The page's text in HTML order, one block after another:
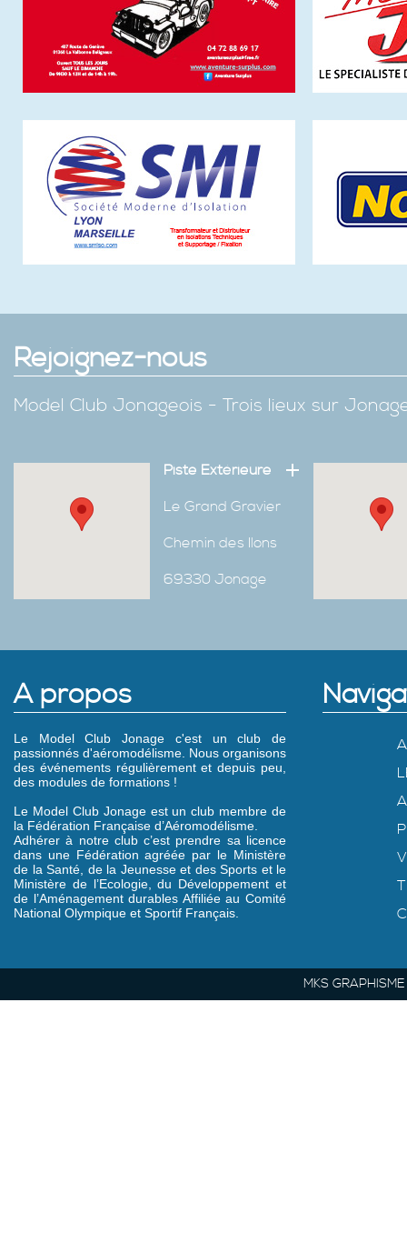
Rejoignez-nous
Model Club Jonageois - Trois lieux sur
Piste Extérieure
Le Grand Gravier
Chemin des Ilons
69330 Jonage
A propos
Le Model Club Jonage c'est un club de
passionnés d'aéromodélisme. Nous organisons
des événements régulièrement et depuis peu,
des modules de formations !
Le Model Club Jonage est un club membre de
la Fédération Française d’Aéromodélisme.
Adhérer à notre club c’est prendre sa licence
dans une Fédération agréée par le Ministère
de la Santé, de la Jeunesse et des Sports et le
Ministère de l’Ecologie, du Développement et
de l’Aménagement durables Affiliée au Comité
National Olympique et Sportif Français.
MKS GRAPHISME